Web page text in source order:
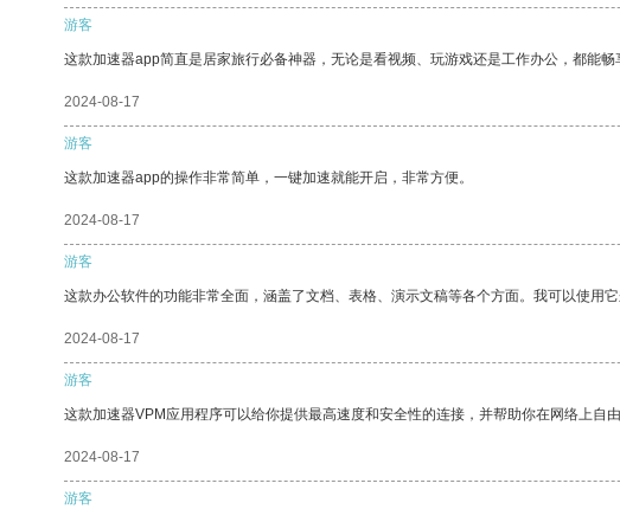
游客
这款加速器app简直是居家旅行必备神器，无论是看视频、玩游戏还是工作办公，都能畅
2024-08-17
游客
这款加速器app的操作非常简单，一键加速就能开启，非常方便。
2024-08-17
游客
这款办公软件的功能非常全面，涵盖了文档、表格、演示文稿等各个方面。我可以使用
2024-08-17
游客
这款加速器VPM应用程序可以给你提供最高速度和安全性的连接，并帮助你在网络上自由
2024-08-17
游客